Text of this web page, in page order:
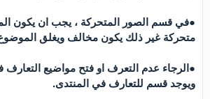
●في قسم الصور المتحركة ، يجب ان يكون
متحركة غير ذلك يكون مخالف ويغلق
●الرجاء عدم التعرف او فتح مواضيع
ويوجد قسم للتعارف في المنتدى.